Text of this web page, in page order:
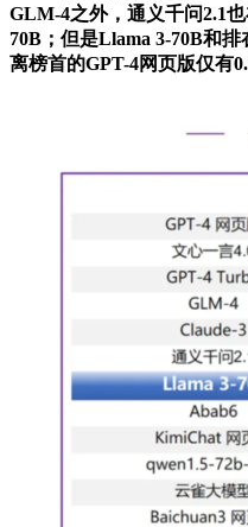
GLM-4之外，通义千问2.1
70B；但是Llama 3-70B和
离榜首的GPT-4网页版仅有